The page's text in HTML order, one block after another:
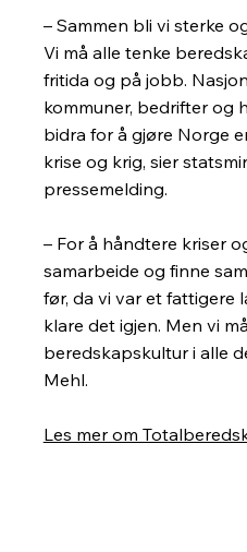
– Sammen bli vi sterke
Vi må alle tenke
fritida og på jobb.
kommuner, bedrifter og
bidra for å gjøre Norge
krise og krig, sier
pressemelding.
– For å håndtere kriser
samarbeide og finne
før, da vi var et fattigere
klare det igjen. Men vi
beredskapskultur i alle
Mehl.
Les mer om